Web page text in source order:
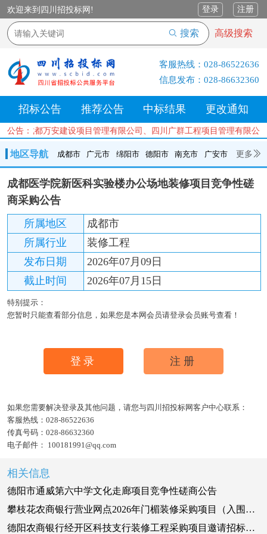
欢迎来到四川招投标网! 登录 注册
搜索 高级搜索
客服热线： 028-86522636
信息发布： 028-86632360
招标公告 推荐公告 中标结果 更改通知
公告：成都万安建设项目管理有限公司、四川广群工程项目管理有
地区导航 成都市 广元市 绵阳市 德阳市 南充市 广安市 更多
成都市 广元市 绵阳市 德阳市 南充市 广安市
遂宁市
内江市
乐山市
达州市
资阳市 眉山市 雅安市 阿坝州 甘孜州 凉山州
成都医学院新医科实验楼办公场地装修项目竞争性磋
商采购公告
所属地区
成都市
所属行业
装修工程
发布日期
2026年07月09日
截止时间
2026年07月15日
特别提示：
您暂时只能查看部分信息，如果您是本网会员请登录会员账号查看！
登录 注册
如果您需要解决登录及其他问题，请您与四川招投标网客户中心联系：
客服热线： 028-86522636
传真号码： 028-86632360
电子邮件： 100181991@qq.com
相关信息
德阳市通威第六中学文化走廊项目竞争性磋商公告
攀枝花农商银行营业网点2026年门楣装修采购项目（入围供应商第二阶段采购）询价采购公告
德阳农商银行经开区科技支行装修工程采购项目邀请招标公告